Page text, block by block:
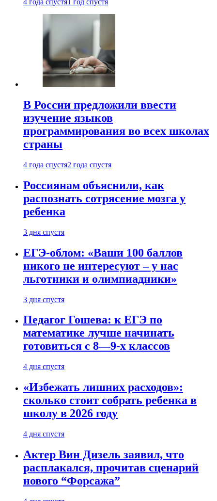
4 года спустя 1 год спустя
В России предложили ввести
изучение языков
программирования во всех школах
страны
4 года спустя2 года спустя
Россиянам объяснили, как
распознать сотрясение мозга у
ребенка
3 дня спустя
ЕГЭ-облом: «Ваши 100 баллов
никого не интересуют – у нас
льготники и олимпиадники»
3 дня спустя
Педагог Гошева: к ЕГЭ по
математике лучше начинать
готовиться с 8—9-х классов
4 дня спустя
«Избежать лишних расходов»:
сколько стоит собрать ребенка в
школу в 2026 году
4 дня спустя
Актер Вин Дизель заявил, что
расплакался, прочитав сценарий
нового “Форсажа”